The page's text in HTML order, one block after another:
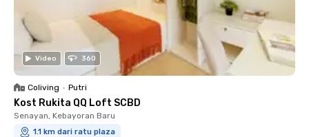
Video 360
Coliving • Putri
Kost Rukita QQ Loft SCBD
Senayan, Kebayoran Baru
1.1 km dari ratu plaza